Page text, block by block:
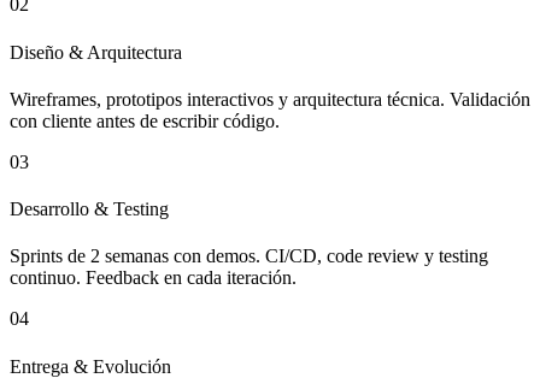
02
Diseño & Arquitectura
Wireframes, prototipos interactivos y arquitectura técnica. Validación
con cliente antes de escribir código.
03
Desarrollo & Testing
Sprints de 2 semanas con demos. CI/CD, code review y testing
continuo. Feedback en cada iteración.
04
Entrega & Evolución